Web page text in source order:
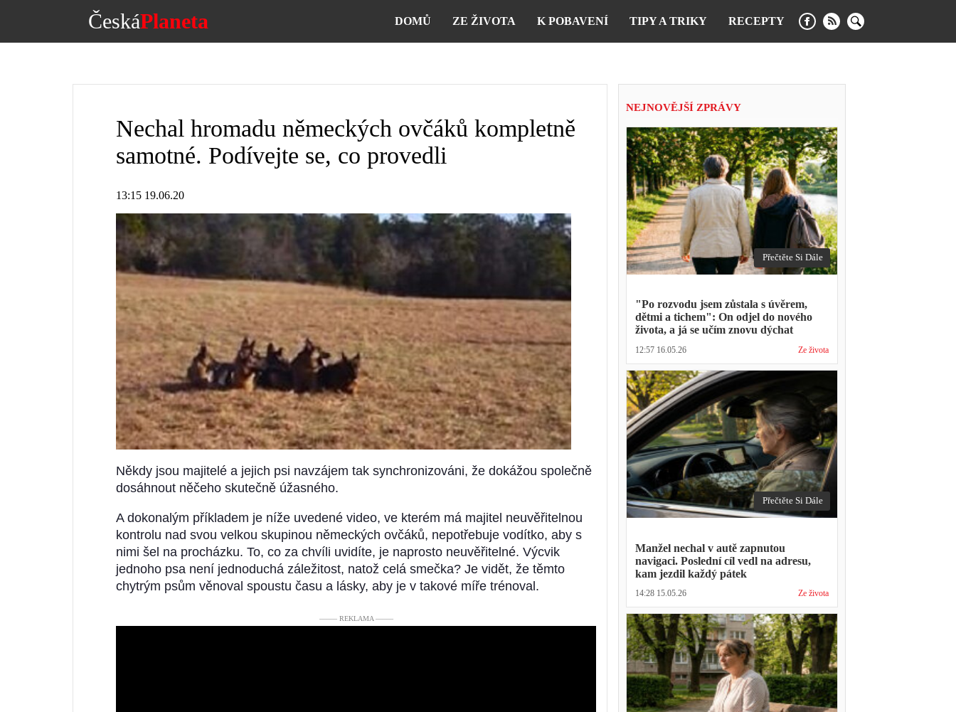
ČeskáPlaneta DOMŮ ZE ŽIVOTA K POBAVENÍ TIPY A TRIKY RECEPTY
Nechal hromadu německých ovčáků kompletně
samotné. Podívejte se, co provedli
13:15 19.06.20
Někdy jsou majitelé a jejich psi navzájem tak synchronizováni, že dokážou společně
dosáhnout něčeho skutečně úžasného.
A dokonalým příkladem je níže uvedené video, ve kterém má majitel neuvěřitelnou
kontrolu nad svou velkou skupinou německých ovčáků, nepotřebuje vodítko, aby s
nimi šel na procházku. To, co za chvíli uvidíte, je naprosto neuvěřitelné. Výcvik
jednoho psa není jednoduchá záležitost, natož celá smečka? Je vidět, že těmto
chytrým psům věnoval spoustu času a lásky, aby je v takové míře trénoval.
––––– REKLAMA –––––
NEJNOVĚJŠÍ ZPRÁVY
Přečtěte Si Dále
"Po rozvodu jsem zůstala s úvěrem,
dětmi a tichem": On odjel do nového
života, a já se učím znovu dýchat
12:57 16.05.26 Ze života
Přečtěte Si Dále
Manžel nechal v autě zapnutou
navigaci. Poslední cíl vedl na adresu,
kam jezdil každý pátek
14:28 15.05.26 Ze života